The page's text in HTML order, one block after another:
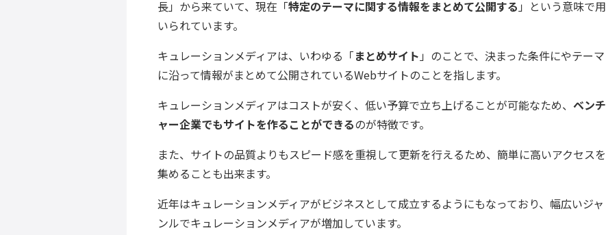
長」から来ていて、現在「特定のテーマに関する情報をまとめて公開する 」という意味で用
いられています。
キュレーションメディアは、いわゆる「まとめサイト 」のことで、決まった条件にやテーマ
に沿って情報がまとめて公開されているWebサイトのことを指します。
キュレーションメディアはコストが安く、低い予算で立ち上げることが可能なため、 ベンチ
ャー企業でもサイトを作ることができるのが特徴です。
また、サイトの品質よりもスピード感を重視して更新を行えるため、簡単に高いアクセスを
集めることも出来ます。
近年はキュレーションメディアがビジネスとして成立するようにもなっており、幅広いジャ
ンルでキュレーションメディアが増加しています。